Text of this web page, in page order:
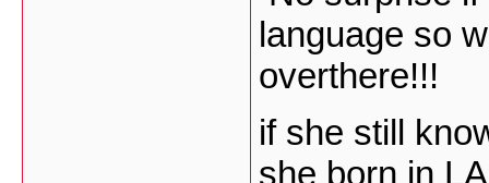
language so
overthere!!!
if she still
she born in